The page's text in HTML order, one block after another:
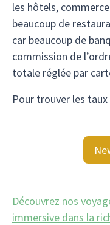
les hôtels,
beaucoup de
car beaucoup de
commission de
totale réglée par
Pour trouver les
Découvrez nos
immersive dans la